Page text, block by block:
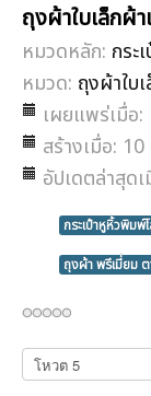
ถุงผ้าใบเล็กผ้
หมวดหลัก: กระ
หมวด: ถุงผ้าใบ
เผยแพร่เมื่อ
สร้างเมื่อ:
อัปเดตล่าสุด
กระเป๋าหูหิ้วพิมพ์
ถุงผ้า พรีเมี่ยม
กรุณา
ให้